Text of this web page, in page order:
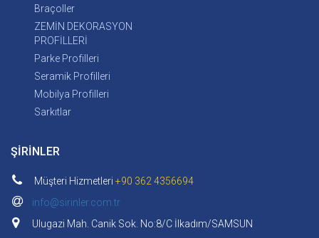
Braçoller
ZEMİN DEKORASYON
PROFİLLERİ
Parke Profilleri
Seramik Profilleri
Mobilya Profilleri
Sarkıtlar
ŞİRİNLER
Müşteri Hizmetleri +90 362 4356694
info@sirinler.com.tr
Ulugazi Mah. Canik Sok. No:8/C İlkadım/SAMSUN